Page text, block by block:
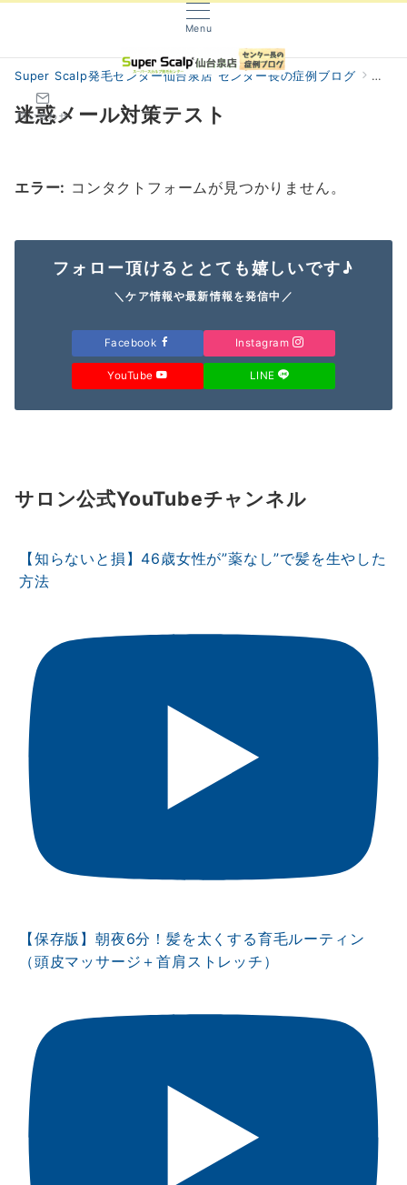
Menu
問い合わせ
Super Scalp発毛センター仙台泉店 センター長の症例ブログ 迷惑
迷惑メール対策テスト
エラー: コンタクトフォームが見つかりません。
フォロー頂けるととても嬉しいです♪
＼ケア情報や最新情報を発信中／
Facebook Instagram
YouTube LINE
サロン公式YouTubeチャンネル
【知らないと損】46歳女性が”薬なし”で髪を生やした
方法
【保存版】朝夜6分！髪を太くする育毛ルーティン
（頭皮マッサージ＋首肩ストレッチ）